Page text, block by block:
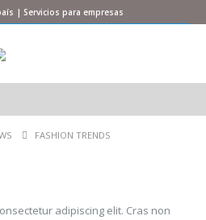
| Servicios para empresas
FASHION TRENDS
adipiscing elit. Cras non